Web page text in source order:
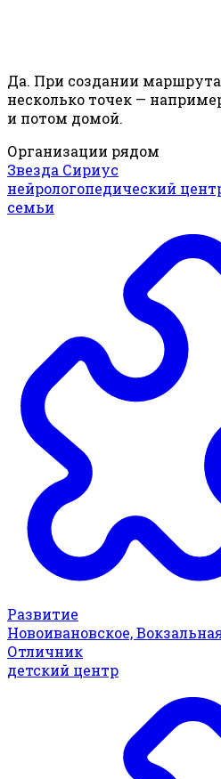
Да. При создании
несколько точек —
и потом домой.
Организации рядом
Звезда Сириус
нейрологопедический
семьи
Развитие
Новоивановское,
Отличник
детский центр